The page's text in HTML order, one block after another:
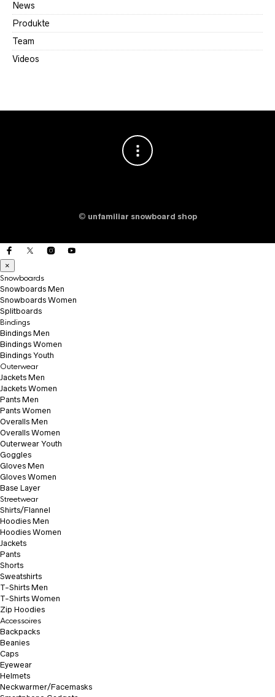
News
Produkte
Team
Videos
© unfamiliar snowboard shop
×
Snowboards
Snowboards Men
Snowboards Women
Splitboards
Bindings
Bindings Men
Bindings Women
Bindings Youth
Outerwear
Jackets Men
Jackets Women
Pants Men
Pants Women
Overalls Men
Overalls Women
Outerwear Youth
Goggles
Gloves Men
Gloves Women
Base Layer
Streetwear
Shirts/Flannel
Hoodies Men
Hoodies Women
Jackets
Pants
Shorts
Sweatshirts
T-Shirts Men
T-Shirts Women
Zip Hoodies
Accessoires
Backpacks
Beanies
Caps
Eyewear
Helmets
Neckwarmer/Facemasks